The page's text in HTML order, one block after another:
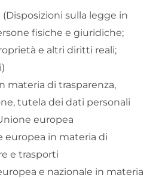
sulla legge in
fisiche e giuridiche;
e altri diritti reali;
materia di trasparenza,
tutela dei dati personali
europea
europea in materia di
e trasporti
e nazionale in materia